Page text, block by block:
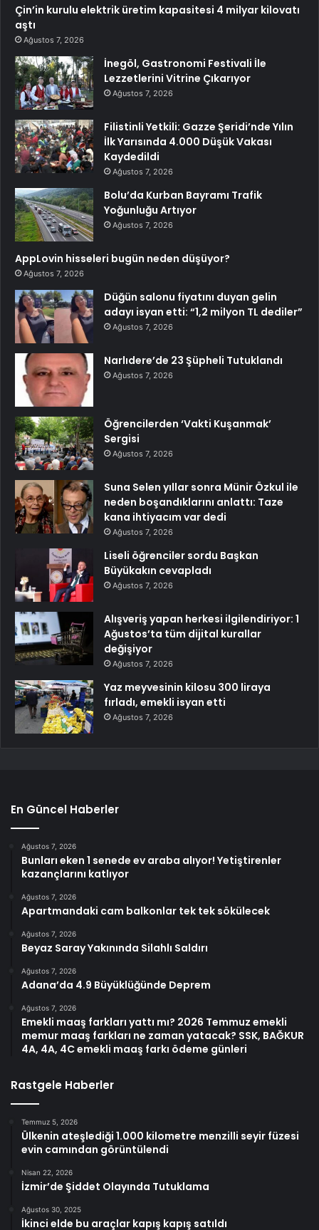
Çin’in kurulu elektrik üretim kapasitesi 4 milyar kilovatı
aştı
Ağustos 7, 2026
İnegöl, Gastronomi Festivali İle
Lezzetlerini Vitrine Çıkarıyor
Ağustos 7, 2026
Filistinli Yetkili: Gazze Şeridi’nde Yılın
İlk Yarısında 4.000 Düşük Vakası
Kaydedildi
Ağustos 7, 2026
Bolu’da Kurban Bayramı Trafik
Yoğunluğu Artıyor
Ağustos 7, 2026
AppLovin hisseleri bugün neden düşüyor?
Ağustos 7, 2026
Düğün salonu fiyatını duyan gelin
adayı isyan etti: “1,2 milyon TL dediler”
Ağustos 7, 2026
Narlıdere’de 23 Şüpheli Tutuklandı
Ağustos 7, 2026
Öğrencilerden ‘Vakti Kuşanmak’
Sergisi
Ağustos 7, 2026
Suna Selen yıllar sonra Münir Özkul ile
neden boşandıklarını anlattı: Taze
kana ihtiyacım var dedi
Ağustos 7, 2026
Liseli öğrenciler sordu Başkan
Büyükakın cevapladı
Ağustos 7, 2026
Alışveriş yapan herkesi ilgilendiriyor: 1
Ağustos’ta tüm dijital kurallar
değişiyor
Ağustos 7, 2026
Yaz meyvesinin kilosu 300 liraya
fırladı, emekli isyan etti
Ağustos 7, 2026
En Güncel Haberler
Ağustos 7, 2026
Bunları eken 1 senede ev araba alıyor! Yetiştirenler
kazançlarını katlıyor
Ağustos 7, 2026
Apartmandaki cam balkonlar tek tek sökülecek
Ağustos 7, 2026
Beyaz Saray Yakınında Silahlı Saldırı
Ağustos 7, 2026
Adana’da 4.9 Büyüklüğünde Deprem
Ağustos 7, 2026
Emekli maaş farkları yattı mı? 2026 Temmuz emekli
memur maaş farkları ne zaman yatacak? SSK, BAĞKUR
4A, 4A, 4C emekli maaş farkı ödeme günleri
Rastgele Haberler
Temmuz 5, 2026
Ülkenin ateşlediği 1.000 kilometre menzilli seyir füzesi
evin camından görüntülendi
Nisan 22, 2026
İzmir’de Şiddet Olayında Tutuklama
Ağustos 30, 2025
İkinci elde bu araçlar kapış kapış satıldı